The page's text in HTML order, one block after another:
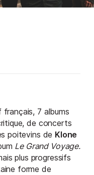
7 albums
de concerts
poitevins de Klone
Le Grand Voyage.
plus progressifs
forme de